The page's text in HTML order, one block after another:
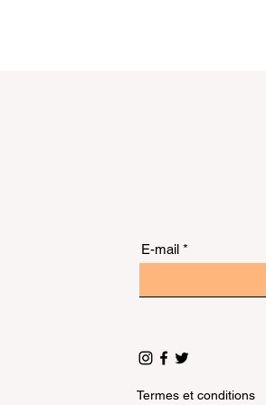
E-mail
Termes et conditions